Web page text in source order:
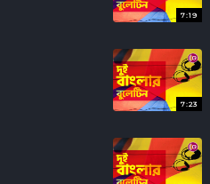
7:19
7:23